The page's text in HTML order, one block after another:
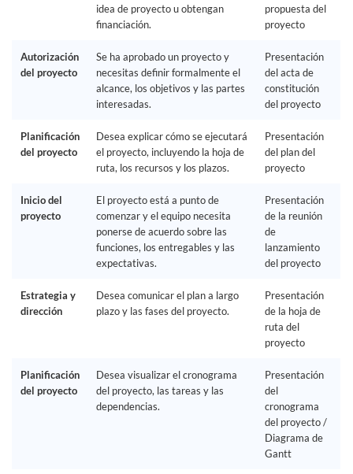
idea de proyecto u obtengan
financiación.
propuesta del
proyecto
Autorización
del proyecto
Se ha aprobado un proyecto y
necesitas definir formalmente el
alcance, los objetivos y las partes
interesadas.
Presentación
del acta de
constitución
del proyecto
Planificación
del proyecto
Desea explicar cómo se ejecutará
el proyecto, incluyendo la hoja de
ruta, los recursos y los plazos.
Presentación
del plan del
proyecto
Inicio del
proyecto
El proyecto está a punto de
comenzar y el equipo necesita
ponerse de acuerdo sobre las
funciones, los entregables y las
expectativas.
Presentación
de la reunión
de
lanzamiento
del proyecto
Estrategia y
dirección
Desea comunicar el plan a largo
plazo y las fases del proyecto.
Presentación
de la hoja de
ruta del
proyecto
Planificación
del proyecto
Desea visualizar el cronograma
del proyecto, las tareas y las
dependencias.
Presentación
del
cronograma
del proyecto /
Diagrama de
Gantt